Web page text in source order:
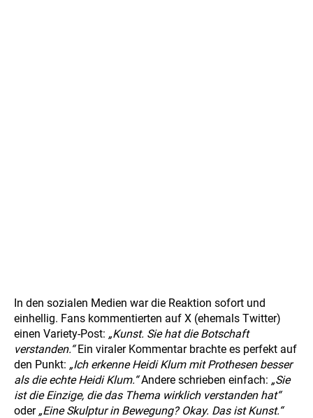
In den sozialen Medien war die Reaktion sofort und
einhellig. Fans kommentierten auf X (ehemals Twitter)
einen Variety-Post: „Kunst. Sie hat die Botschaft
verstanden.“Ein viraler Kommentar brachte es perfekt auf
den Punkt: „Ich erkenne Heidi Klum mit Prothesen besser
als die echte Heidi Klum.“Andere schrieben einfach: „Sie
ist die Einzige, die das Thema wirklich verstanden hat“
oder „Eine Skulptur in Bewegung? Okay. Das ist Kunst.“